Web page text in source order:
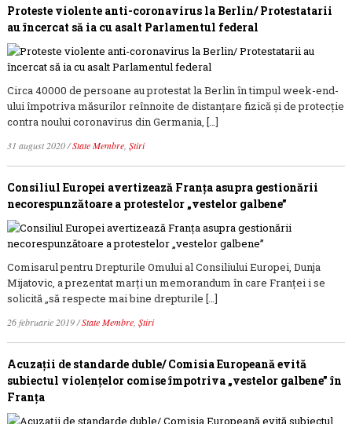
Proteste violente anti-coronavirus la Berlin/ Protestatarii
au încercat să ia cu asalt Parlamentul federal
Circa 40000 de persoane au protestat la Berlin în timpul week-end-
ului împotriva măsurilor reînnoite de distanțare fizică și de protecție
contra noului coronavirus din Germania, […]
31 august 2020/State Membre, Știri
Consiliul Europei avertizează Franţa asupra gestionării
necorespunzătoare a protestelor „vestelor galbene”
Comisarul pentru Drepturile Omului al Consiliului Europei, Dunja
Mijatovic, a prezentat marţi un memorandum în care Franţei i se
solicită „să respecte mai bine drepturile […]
26 februarie 2019/State Membre, Știri
Acuzaţii de standarde duble/ Comisia Europeană evită
subiectul violenţelor comise împotriva „vestelor galbene” în
Franţa